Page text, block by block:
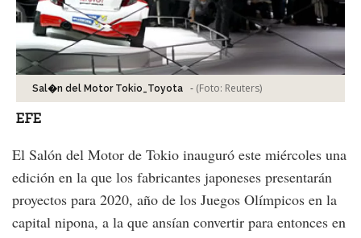
Sal�n del Motor Tokio_Toyota - (Foto: Reuters)
EFE
El Salón del Motor de Tokio inauguró este miércoles una
edición en la que los fabricantes japoneses presentarán
proyectos para 2020, año de los Juegos Olímpicos en la
capital nipona, a la que ansían convertir para entonces en